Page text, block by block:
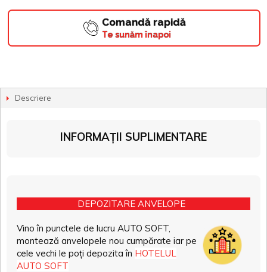
Comandă rapidă
Te sunăm înapoi
Descriere
INFORMAȚII SUPLIMENTARE
DEPOZITARE ANVELOPE
Vino în punctele de lucru AUTO SOFT,
montează anvelopele nou cumpărate iar pe
cele vechi le poți depozita în HOTELUL
AUTO SOFT